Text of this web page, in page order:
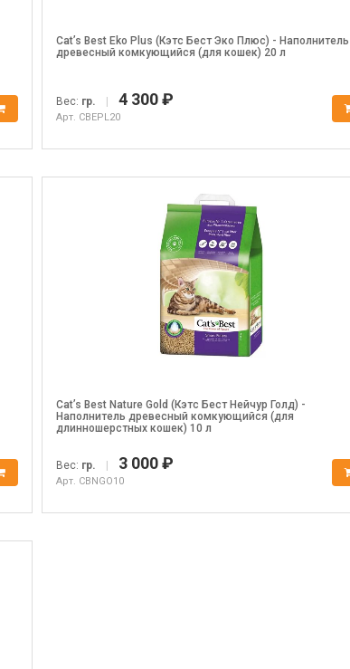
Cat’s Best Eko Plus (Кэтс Бест Эко Плюс) - Наполнитель
древесный комкующийся (для кошек) 20 л
Вес: гр. 4 300 ₽
Арт. CBEPL20
Cat’s Best Nature Gold (Кэтс Бест Нейчур Голд) -
Наполнитель древесный комкующийся (для
длинношерстных кошек) 10 л
Вес: гр. 3 000 ₽
Арт. CBNGO10